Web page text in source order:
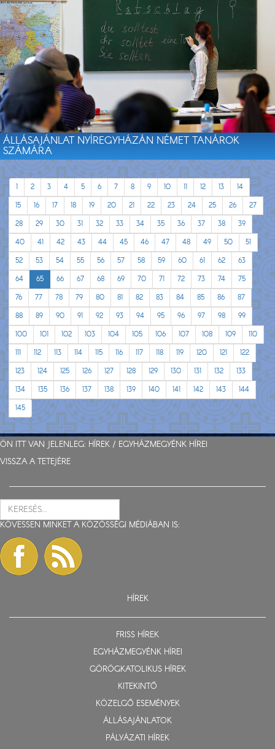
ÁLLÁSAJÁNLAT NYÍREGYHÁZÁN NÉMET TANÁROK
SZÁMÁRA
1 2 3 4 5 6 7 8 9 10 11 12 13
14
15
16 17 18 19 20 21 22 23 24 25 26
27
28
29 30 31 32 33 34 35 36 37 38
39
40
41 42 43 44 45 46 47 48 49 50
51
52
53 54 55 56 57 58 59 60 61 62
63
64
65 66 67 68 69 70 71 72 73 74
75
76
77 78 79 80 81 82 83 84 85 86
87
88
89 90 91 92 93 94 95 96 97 98
99
100
101 102 103 104 105 106 107 108 109
110
111
112 113 114 115 116 117 118 119 120 121
122
123
124 125 126 127 128 129 130 131 132
133
134
135 136 137 138 139 140 141 142 143
144
145
ÖN ITT VAN JELENLEG: HÍREK / EGYHÁZMEGYÉNK HÍREI
VISSZA A TETEJÉRE
KÖVESSEN MINKET A KÖZÖSSÉGI MÉDIÁBAN IS:
HÍREK
FRISS HÍREK
EGYHÁZMEGYÉNK HÍREI
GÖRÖGKATOLIKUS HÍREK
KITEKINTŐ
KÖZELGŐ ESEMÉNYEK
ÁLLÁSAJÁNLATOK
PÁLYÁZATI HÍREK